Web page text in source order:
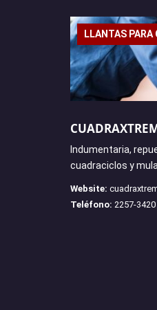
LLANTAS
Indumentaria,
cuadraciclos y
Website:
Teléfono: 2257-3420